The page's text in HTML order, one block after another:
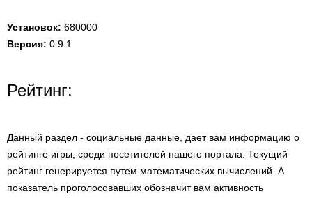
Установок: 680000
Версия: 0.9.1
Рейтинг:
Данный раздел - социальные данные, дает вам информацию о
рейтинге игры, среди посетителей нашего портала. Текущий
рейтинг генерируется путем математических вычислений. А
показатель проголосовавших обозначит вам активность